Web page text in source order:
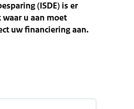
(ISDE) is er
u aan moet
uw financiering aan.